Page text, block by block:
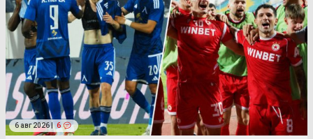
6 авг 2026 | 6